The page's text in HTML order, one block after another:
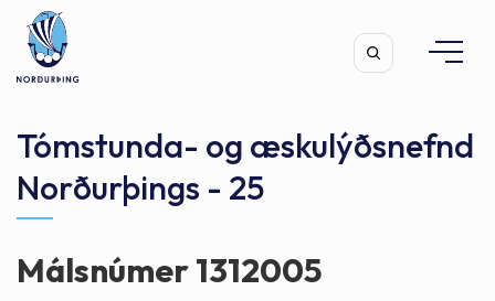
Leita
Tómstunda- og æskulýðsnefnd
Norðurþings - 25
Málsnúmer 1312005